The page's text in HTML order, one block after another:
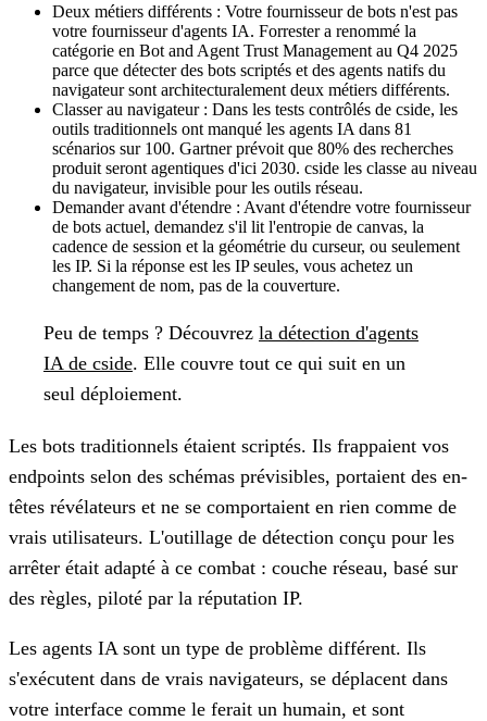
Deux métiers différents : Votre fournisseur de bots n'est pas
votre fournisseur d'agents IA. Forrester a renommé la
catégorie en Bot and Agent Trust Management au Q4 2025
parce que détecter des bots scriptés et des agents natifs du
navigateur sont architecturalement deux métiers différents.
Classer au navigateur : Dans les tests contrôlés de cside, les
outils traditionnels ont manqué les agents IA dans 81
scénarios sur 100. Gartner prévoit que 80% des recherches
produit seront agentiques d'ici 2030. cside les classe au niveau
du navigateur, invisible pour les outils réseau.
Demander avant d'étendre : Avant d'étendre votre fournisseur
de bots actuel, demandez s'il lit l'entropie de canvas, la
cadence de session et la géométrie du curseur, ou seulement
les IP. Si la réponse est les IP seules, vous achetez un
changement de nom, pas de la couverture.
Peu de temps ? Découvrez la détection d'agents
IA de cside. Elle couvre tout ce qui suit en un
seul déploiement.
Les bots traditionnels étaient scriptés. Ils frappaient vos
endpoints selon des schémas prévisibles, portaient des en-
têtes révélateurs et ne se comportaient en rien comme de
vrais utilisateurs. L'outillage de détection conçu pour les
arrêter était adapté à ce combat : couche réseau, basé sur
des règles, piloté par la réputation IP.
Les agents IA sont un type de problème différent. Ils
s'exécutent dans de vrais navigateurs, se déplacent dans
votre interface comme le ferait un humain, et sont